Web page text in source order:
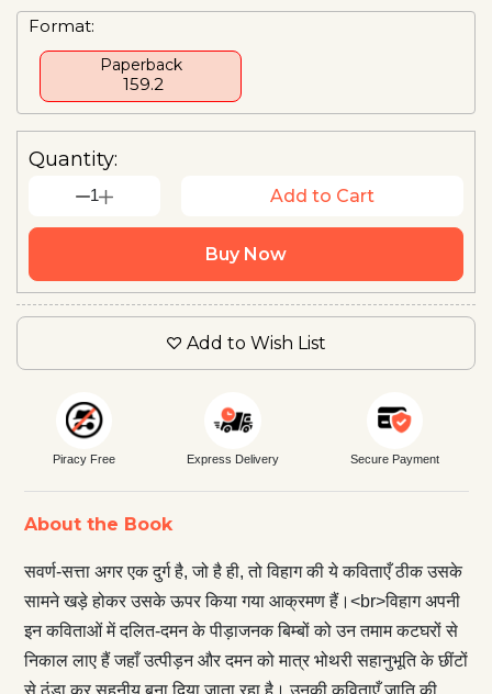
Format:
Paperback
₹ 159.2
Quantity:
1 Add to Cart
Buy Now
Add to Wish List
Piracy Free Express Delivery Secure Payment
About the Book
सवर्ण-सत्ता अगर एक दुर्ग है, जो है ही, तो विहाग की ये कविताएँ ठीक उसके
सामने खड़े होकर उसके ऊपर किया गया आक्रमण हैं।<br>विहाग अपनी
इन कविताओं में दलित-दमन के पीड़ाजनक बिम्बों को उन तमाम कटघरों से
निकाल लाए हैं जहाँ उत्पीड़न और दमन को मात्र भोथरी सहानुभूति के छींटों
से ठंडा कर सहनीय बना दिया जाता रहा है। उनकी कविताएँ जाति की